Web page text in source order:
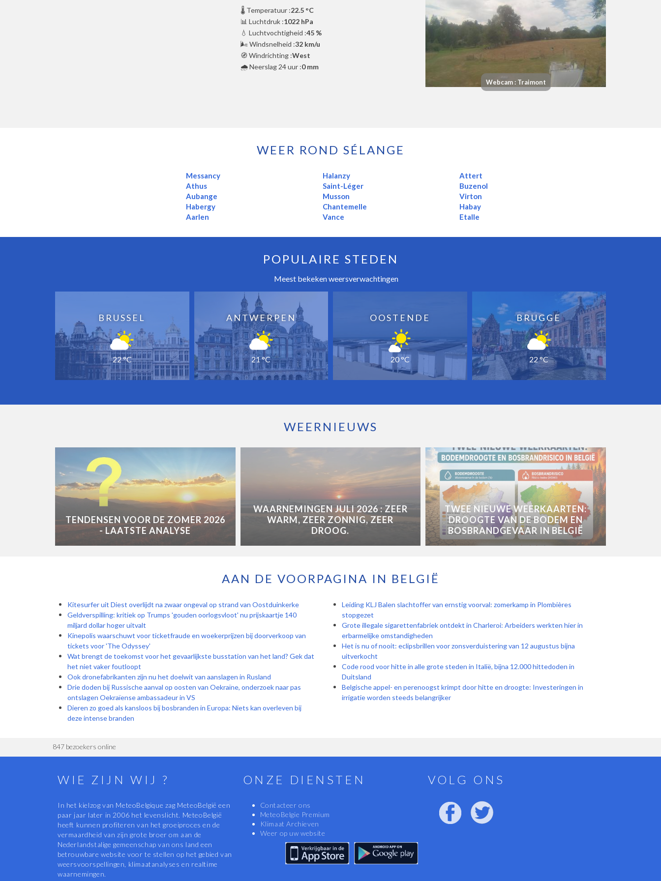
🌡️ Temperatuur :22.5 °C
📊 Luchtdruk :1022 hPa
💧 Luchtvochtigheid :45 %
🌬️ Windsnelheid :32 km/u
🧭 Windrichting :West
🌧️ Neerslag 24 uur :0 mm
Webcam : Traimont
WEER ROND SÉLANGE
Messancy
Athus
Aubange
Habergy
Aarlen
Halanzy
Saint-Léger
Musson
Chantemelle
Vance
Attert
Buzenol
Virton
Habay
Etalle
POPULAIRE STEDEN
Meest bekeken weersverwachtingen
BRUSSEL
22 °C
ANTWERPEN
21 °C
OOSTENDE
20 °C
BRUGGE
22 °C
WEERNIEUWS
TENDENSEN VOOR DE ZOMER 2026
- LAATSTE ANALYSE
WAARNEMINGEN JULI 2026 : ZEER
WARM, ZEER ZONNIG, ZEER
DROOG.
TWEE NIEUWE WEERKAARTEN:
DROOGTE VAN DE BODEM EN
BOSBRANDGEVAAR IN BELGIË
AAN DE VOORPAGINA IN BELGIË
Kitesurfer uit Diest overlijdt na zwaar ongeval op strand van Oostduinkerke
Geldverspilling: kritiek op Trumps 'gouden oorlogsvloot' nu prijskaartje 140
miljard dollar hoger uitvalt
Kinepolis waarschuwt voor ticketfraude en woekerprijzen bij doorverkoop van
tickets voor 'The Odyssey'
Wat brengt de toekomst voor het gevaarlijkste busstation van het land? Gek dat
het niet vaker foutloopt
Ook dronefabrikanten zijn nu het doelwit van aanslagen in Rusland
Drie doden bij Russische aanval op oosten van Oekraïne, onderzoek naar pas
ontslagen Oekraïense ambassadeur in VS
Dieren zo goed als kansloos bij bosbranden in Europa: Niets kan overleven bij
deze intense branden
Leiding KLJ Balen slachtoffer van ernstig voorval: zomerkamp in Plombières
stopgezet
Grote illegale sigarettenfabriek ontdekt in Charleroi: Arbeiders werkten hier in
erbarmelijke omstandigheden
Het is nu of nooit: eclipsbrillen voor zonsverduistering van 12 augustus bijna
uitverkocht
Code rood voor hitte in alle grote steden in Italië, bijna 12.000 hittedoden in
Duitsland
Belgische appel- en perenoogst krimpt door hitte en droogte: Investeringen in
irrigatie worden steeds belangrijker
847 bezoekers online
WIE ZIJN WIJ ?
In het kielzog van MeteoBelgique zag MeteoBelgië een
paar jaar later in 2006 het levenslicht. MeteoBelgië
heeft kunnen profiteren van het groeiproces en de
vermaardheid van zijn grote broer om aan de
Nederlandstalige gemeenschap van ons land een
betrouwbare website voor te stellen op het gebied van
weersvoorspellingen, klimaatanalyses en realtime
waarnemingen.
ONZE DIENSTEN
Contacteer ons
MeteoBelgie Premium
Klimaat Archieven
Weer op uw website
VOLG ONS